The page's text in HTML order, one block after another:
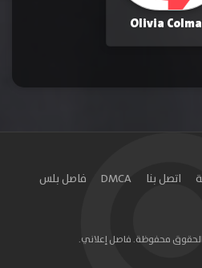
Olivia
اتصل بنا DMCA فاصل بلس